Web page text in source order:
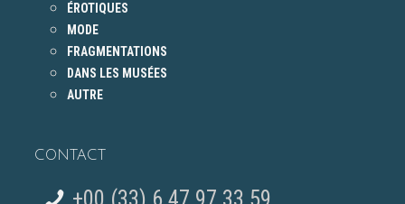
ÉROTIQUES
MODE
FRAGMENTATIONS
DANS LES MUSÉES
AUTRE
CONTACT